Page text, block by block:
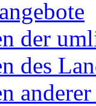
der
des